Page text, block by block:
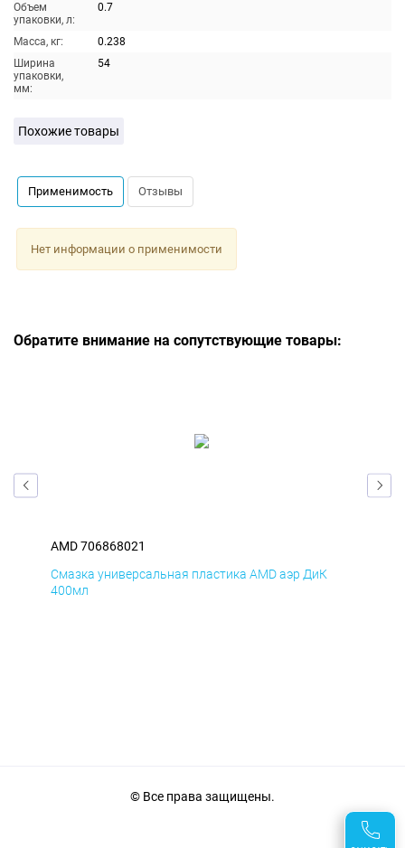
Объем
упаковки, л:
0.7
Масса, кг:
0.238
Ширина
упаковки,
мм:
54
Похожие товары
Применимость Отзывы
Нет информации о применимости
Обратите внимание на сопутствующие товары:
AMD 706868021
Смазка универсальная пластика AMD аэр ДиК
400мл
© Все права защищены.